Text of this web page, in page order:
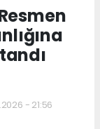
- 21:56